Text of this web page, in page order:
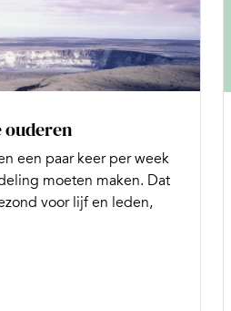
ouderen
een paar keer per week
moeten maken. Dat
voor lijf en leden,